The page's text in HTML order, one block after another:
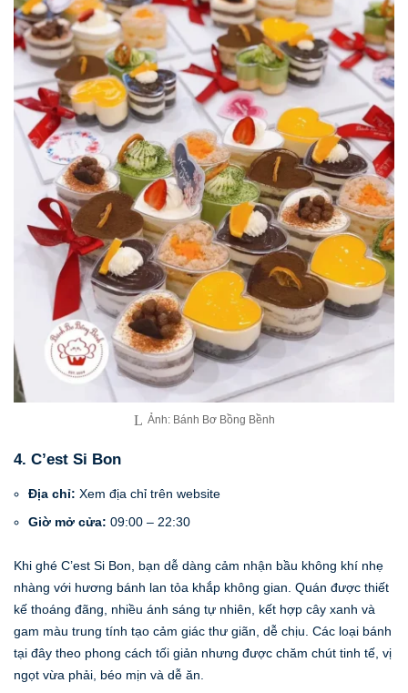
Ảnh: Bánh Bơ Bồng Bềnh
4. C’est Si Bon
Địa chỉ: Xem địa chỉ trên website
Giờ mở cửa: 09:00 – 22:30
Khi ghé C’est Si Bon, bạn dễ dàng cảm nhận bầu không khí nhẹ
nhàng với hương bánh lan tỏa khắp không gian. Quán được thiết
kế thoáng đãng, nhiều ánh sáng tự nhiên, kết hợp cây xanh và
gam màu trung tính tạo cảm giác thư giãn, dễ chịu. Các loại bánh
tại đây theo phong cách tối giản nhưng được chăm chút tinh tế, vị
ngọt vừa phải, béo mịn và dễ ăn.